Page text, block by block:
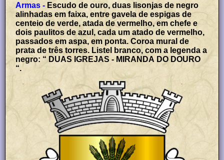
Armas - Escudo de ouro, duas lisonjas de negro
alinhadas em faixa, entre gavela de espigas de
centeio de verde, atada de vermelho, em chefe e
dois paulitos de azul, cada um atado de vermelho,
passados em aspa, em ponta. Coroa mural de
prata de três torres. Listel branco, com a legenda a
negro: “ DUAS IGREJAS - MIRANDA DO DOURO
“.